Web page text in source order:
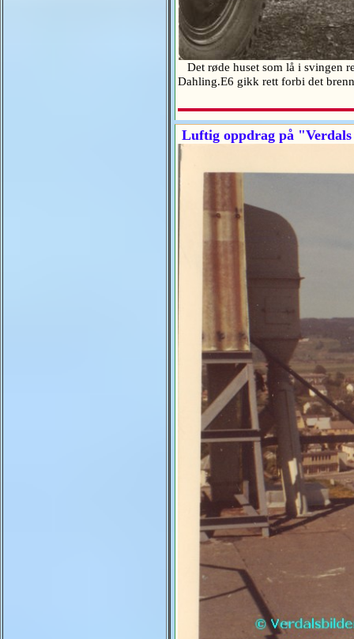
Det røde huset som lå i svingen
Dahling.E6 gikk rett forbi det
Luftig oppdrag på